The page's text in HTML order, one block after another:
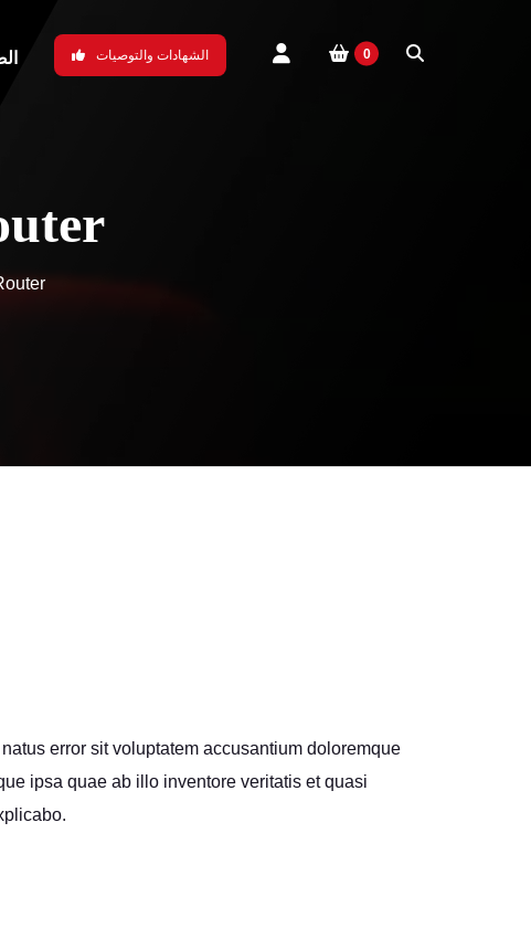
الشهادات والتوصيات
bobplayer 0
error sit voluptatem accusantium doloremque
ipsa quae ab illo inventore veritatis et quasi